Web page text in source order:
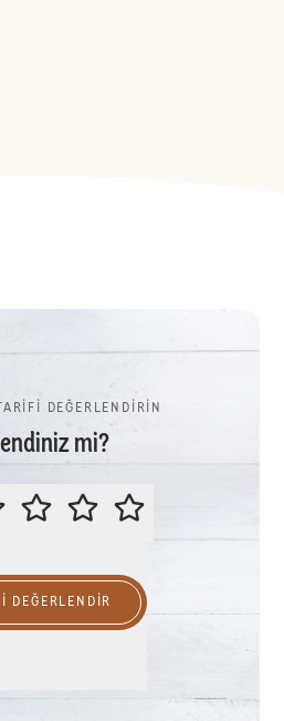
DEĞERLENDİRİN
mi?
LÜTFEN BU TARİFİ
DEĞERLENDİR